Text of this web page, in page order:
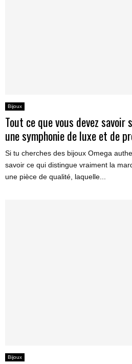
Bijoux
Tout ce que vous devez savoir
une symphonie de luxe et de
Si tu cherches des bijoux Omega
savoir ce qui distingue vraiment la
une pièce de qualité, laquelle...
Bijoux